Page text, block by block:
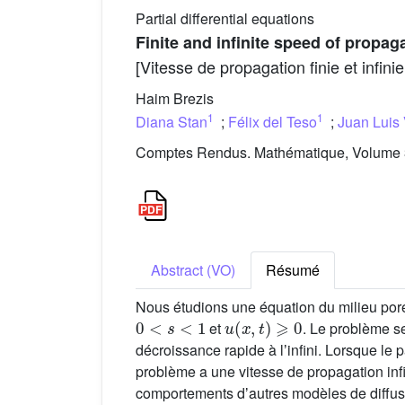
Partial differential equations
Finite and infinite speed of
[Vitesse de propagation finie et
Haim Brezis
Diana Stan1 ; Félix del Teso1 ; Juan Luis
Comptes Rendus. Mathématique,
Abstract (VO)
Résumé
Nous étudions une équation du milieu
0<s<1
et
u(x,t)⩾0
. Le problème
décroissance rapide à lʼinfini. Lorsque le
problème a une vitesse de propagation
comportements dʼautres modèles de